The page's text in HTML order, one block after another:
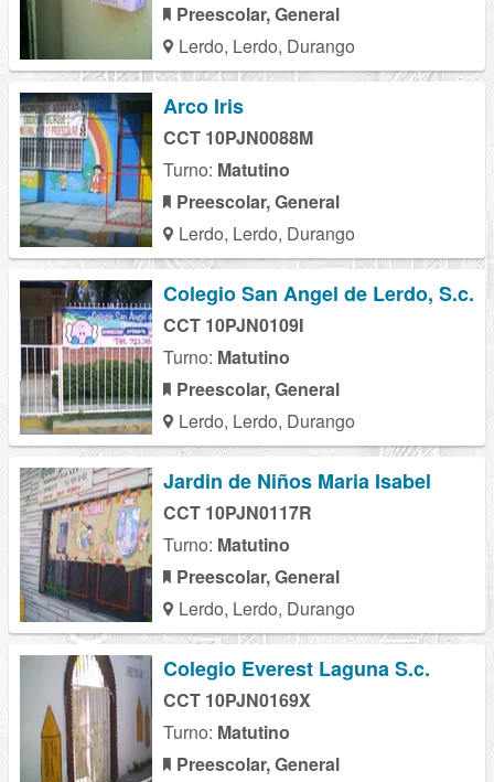
Preescolar, General
Lerdo, Lerdo, Durango
Arco Iris
CCT 10PJN0088M
Turno: Matutino
Preescolar, General
Lerdo, Lerdo, Durango
Colegio San Angel de Lerdo, S.c.
CCT 10PJN0109I
Turno: Matutino
Preescolar, General
Lerdo, Lerdo, Durango
Jardin de Niños Maria Isabel
CCT 10PJN0117R
Turno: Matutino
Preescolar, General
Lerdo, Lerdo, Durango
Colegio Everest Laguna S.c.
CCT 10PJN0169X
Turno: Matutino
Preescolar, General